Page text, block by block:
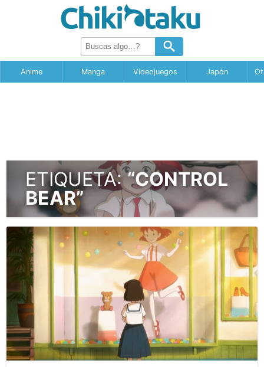
Anime Manga Videojuegos Japón
ETIQUETA:“CONTROL
BEAR”